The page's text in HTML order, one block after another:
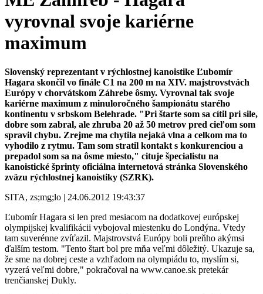
vyrovnal svoje kariérne
maximum
Slovenský reprezentant v rýchlostnej kanoistike Ľubomír
Hagara skončil vo finále C1 na 200 m na XIV. majstrovstvách
Európy v chorvátskom Záhrebe ôsmy. Vyrovnal tak svoje
kariérne maximum z minuloročného šampionátu starého
kontinentu v srbskom Belehrade. "Pri štarte som sa cítil pri sile,
dobre som zabral, ale zhruba 20 až 50 metrov pred cieľom som
spravil chybu. Zrejme ma chytila nejaká vlna a celkom ma to
vyhodilo z rytmu. Tam som stratil kontakt s konkurenciou a
prepadol som sa na ôsme miesto," cituje špecialistu na
kanoistické šprinty oficiálna internetová stránka Slovenského
zväzu rýchlostnej kanoistiky (SZRK).
SITA, zs;mg;lo | 24.06.2012 19:43:37
Ľubomír Hagara si len pred mesiacom na dodatkovej európskej
olympijskej kvalifikácii vybojoval miestenku do Londýna. Vtedy
tam suverénne zvíťazil. Majstrovstvá Európy boli preňho akýmsi
ďalším testom. "Tento štart bol pre mňa veľmi dôležitý. Ukazuje sa,
že sme na dobrej ceste a vzhľadom na olympiádu to, myslím si,
vyzerá veľmi dobre," pokračoval na www.canoe.sk pretekár
trenčianskej Dukly.